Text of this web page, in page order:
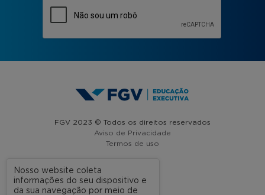
FGV 2023 © Todos os direitos reservados
Aviso de Privacidade
Termos de uso
A FGV
Nosso website coleta
informações do seu dispositivo e
da sua navegação por meio de